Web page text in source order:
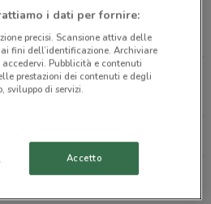
i dati per fornire:
precisi. Scansione attiva delle
fini dell’identificazione. Archiviare
Pubblicità e contenuti
prestazioni dei contenuti e degli
sviluppo di servizi.
Accetto